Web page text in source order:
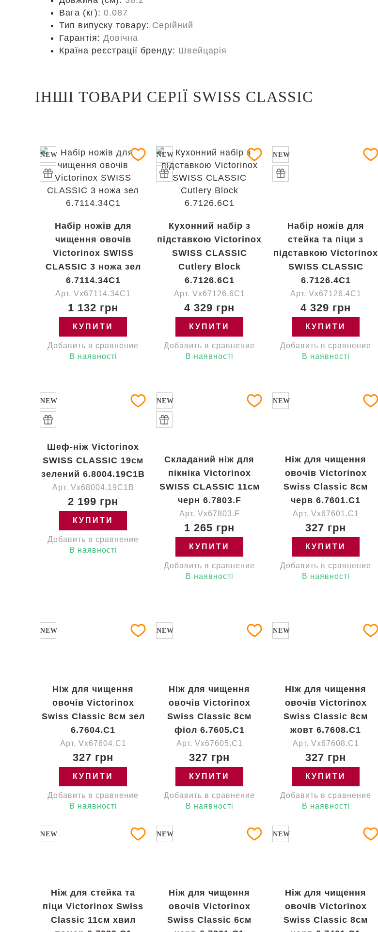
Вага (кг): 0.087
Тип випуску товару: Серійний
Гарантія: Довічна
Країна реєстрації бренду: Швейцарія
ІНШІ ТОВАРИ СЕРІЇ SWISS CLASSIC
NEW
Набір ножів для
чищення овочів
Victorinox SWISS
CLASSIC 3 ножа зел
6.7114.34C1
Арт. Vx67114.34C1
1 132 грн
КУПИТИ
Добавить в сравнение
В наявності
NEW
Кухонний набір з
підставкою Victorinox
SWISS CLASSIC
Cutlery Block
6.7126.6C1
Арт. Vx67126.6C1
4 329 грн
КУПИТИ
Добавить в сравнение
В наявності
NEW
Набір ножів для
стейка та піци з
підставкою Victorinox
SWISS CLASSIC
6.7126.4C1
Арт. Vx67126.4C1
4 329 грн
КУПИТИ
Добавить в сравнение
В наявності
NEW
Шеф-ніж Victorinox
SWISS CLASSIC 19см
зелений 6.8004.19C1B
Арт. Vx68004.19C1B
2 199 грн
КУПИТИ
Добавить в сравнение
В наявності
NEW
Складаний ніж для
пікніка Victorinox
SWISS CLASSIC 11см
черн 6.7803.F
Арт. Vx67803.F
1 265 грн
КУПИТИ
Добавить в сравнение
В наявності
NEW
Ніж для чищення
овочів Victorinox
Swiss Classic 8см
черв 6.7601.C1
Арт. Vx67601.C1
327 грн
КУПИТИ
Добавить в сравнение
В наявності
NEW
Ніж для чищення
овочів Victorinox
Swiss Classic 8см зел
6.7604.C1
Арт. Vx67604.C1
327 грн
КУПИТИ
Добавить в сравнение
В наявності
NEW
Ніж для чищення
овочів Victorinox
Swiss Classic 8см
фіол 6.7605.C1
Арт. Vx67605.C1
327 грн
КУПИТИ
Добавить в сравнение
В наявності
NEW
Ніж для чищення
овочів Victorinox
Swiss Classic 8см
жовт 6.7608.C1
Арт. Vx67608.C1
327 грн
КУПИТИ
Добавить в сравнение
В наявності
NEW
Ніж для стейка та
піци Victorinox Swiss
Classic 11см хвил
NEW
Ніж для чищення
овочів Victorinox
Swiss Classic 6см
NEW
Ніж для чищення
овочів Victorinox
Swiss Classic 8см